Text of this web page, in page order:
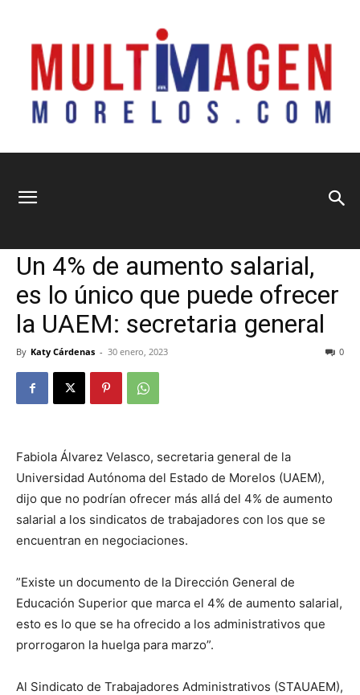
Morelos
Un 4% de aumento salarial,
es lo único que puede ofrecer
la UAEM: secretaria general
By Katy Cárdenas - 30 enero, 2023 0
Fabiola Álvarez Velasco, secretaria general de la
Universidad Autónoma del Estado de Morelos (UAEM),
dijo que no podrían ofrecer más allá del 4% de aumento
salarial a los sindicatos de trabajadores con los que se
encuentran en negociaciones.
”Existe un documento de la Dirección General de
Educación Superior que marca el 4% de aumento salarial,
esto es lo que se ha ofrecido a los administrativos que
prorrogaron la huelga para marzo”.
Al Sindicato de Trabajadores Administrativos (STAUAEM),